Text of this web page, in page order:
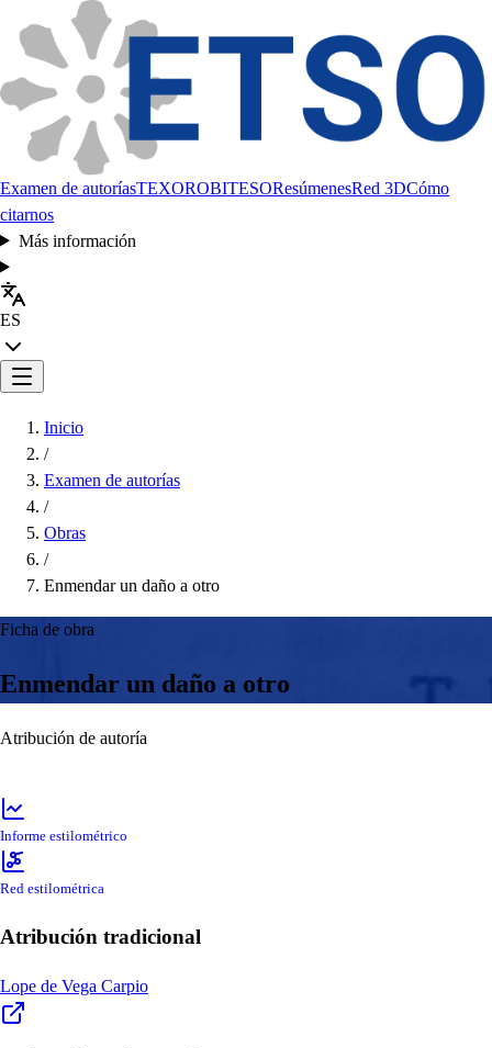
Examen de autoríasTEXOROBITESOResúmenesRed 3DCómo
citarnos
Más información
ES
Inicio
/
Examen de autorías
/
Obras
/
Enmendar un daño a otro
Ficha de obra
Enmendar un daño a otro
Atribución de autoría
Informe estilométrico
Red estilométrica
Atribución tradicional
Lope de Vega Carpio